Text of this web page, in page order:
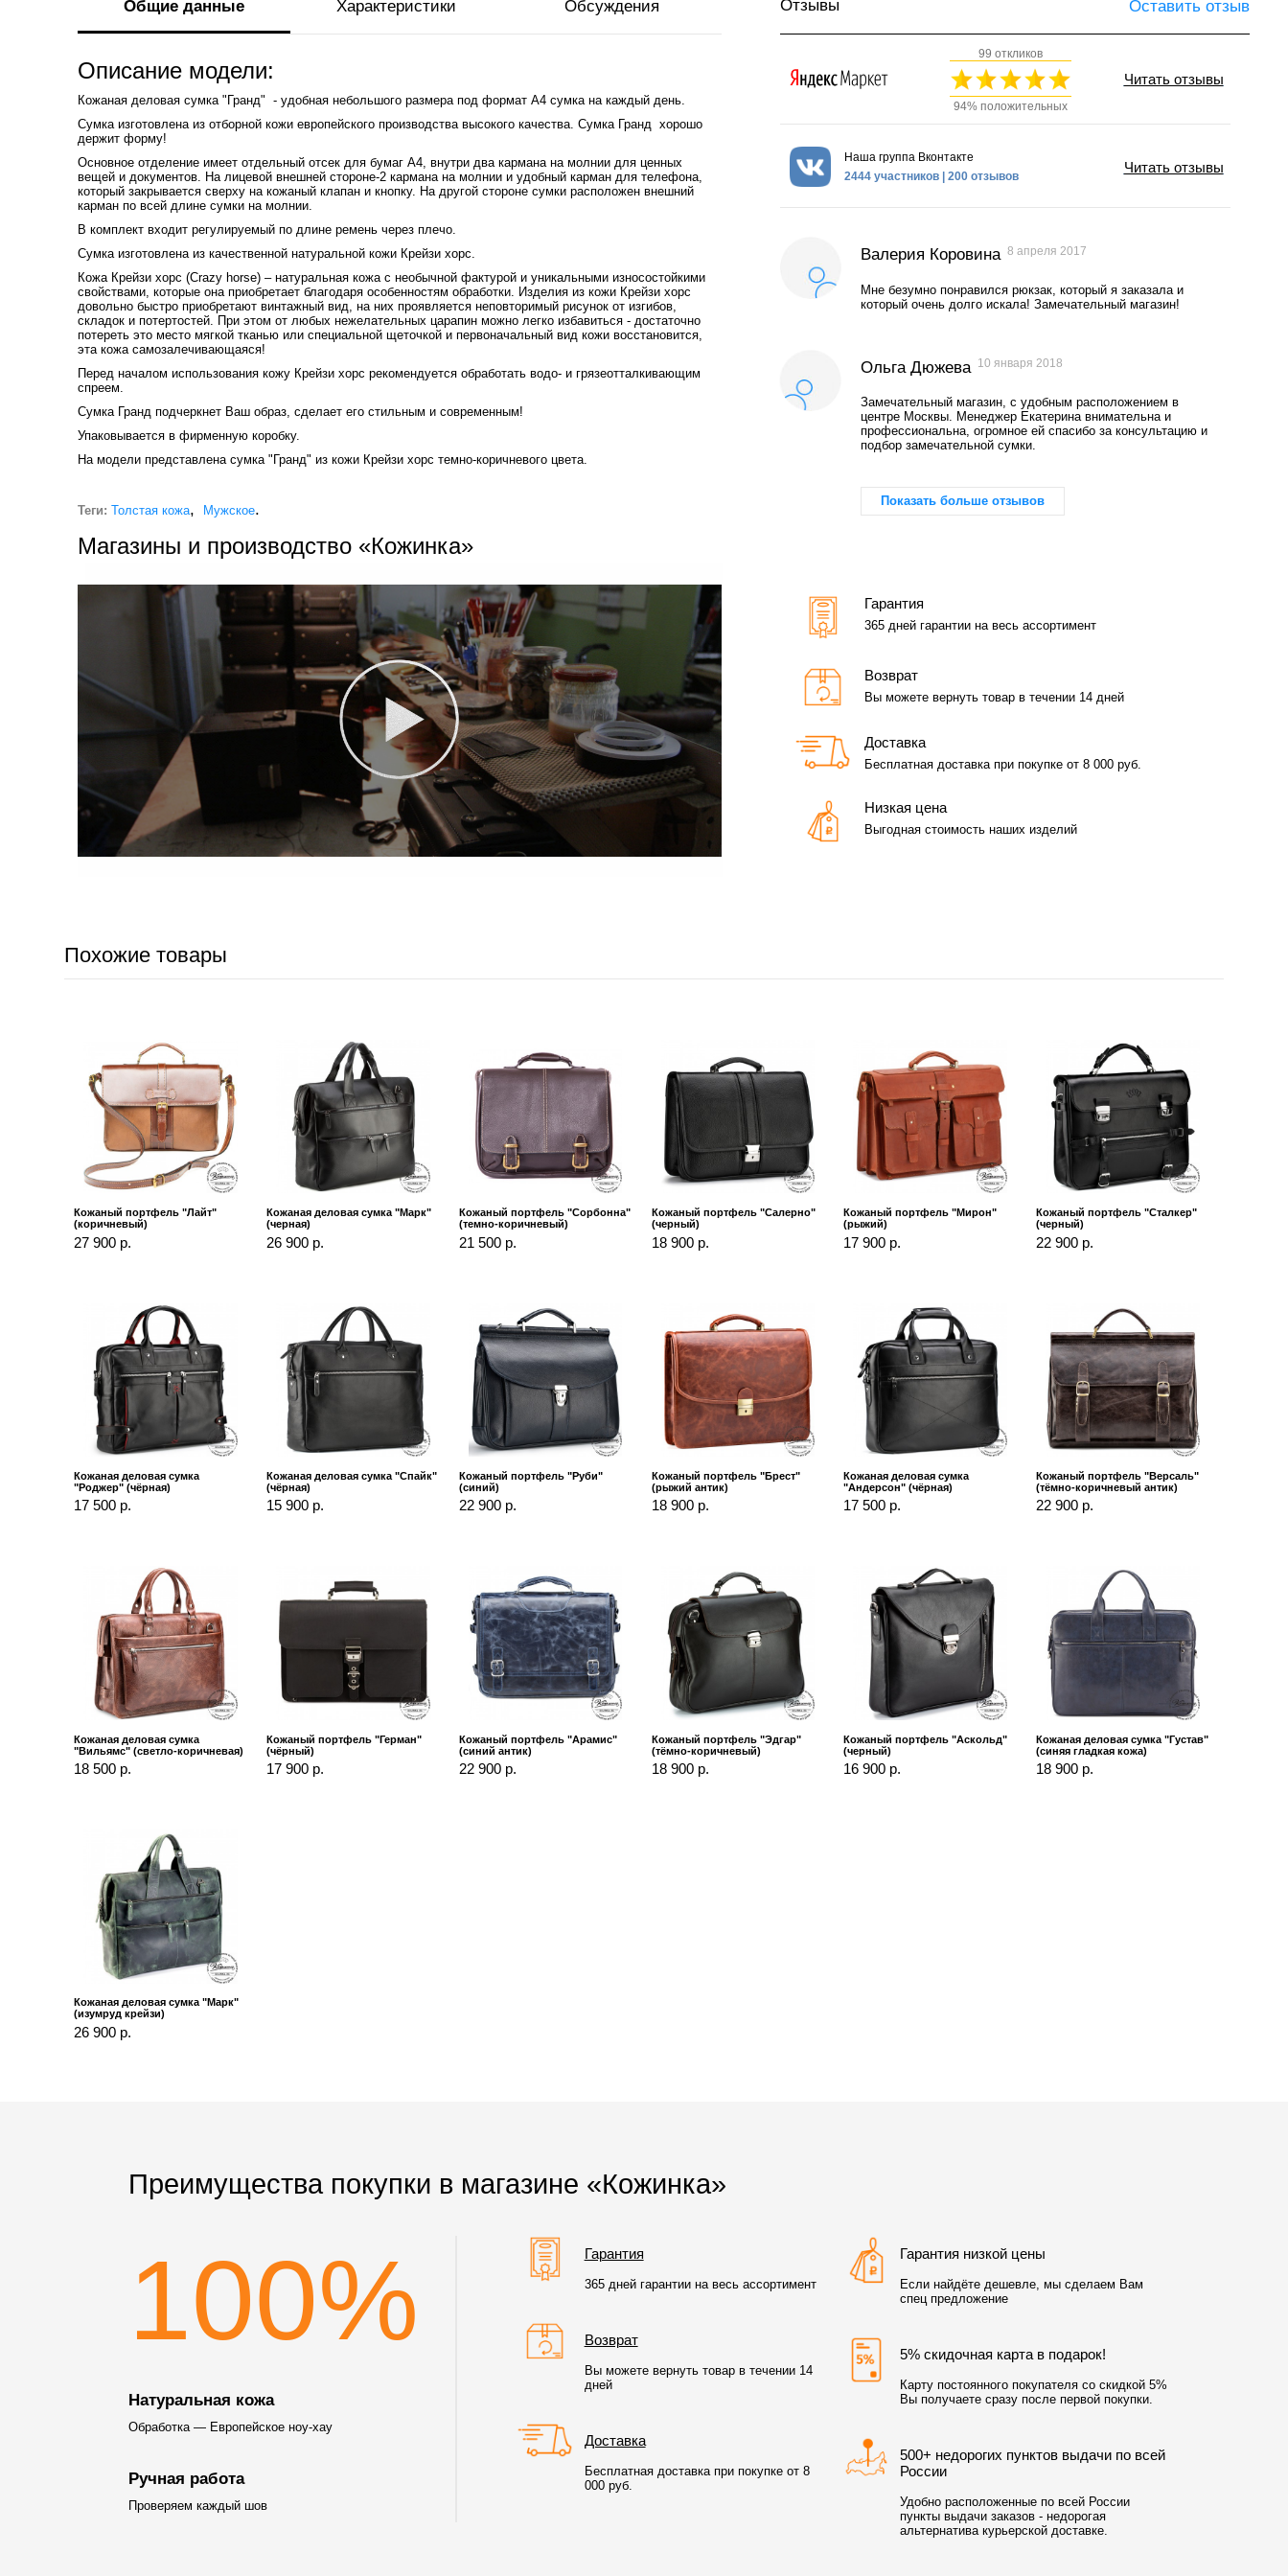
Общие данные Характеристики Обсуждения
Описание модели:
Кожаная деловая сумка "Гранд" - удобная небольшого размера под формат А4 сумка на каждый день.
Сумка изготовлена из отборной кожи европейского производства высокого качества. Сумка Гранд хорошо
держит форму!
Основное отделение имеет отдельный отсек для бумаг А4, внутри два кармана на молнии для ценных
вещей и документов. На лицевой внешней стороне-2 кармана на молнии и удобный карман для телефона,
который закрывается сверху на кожаный клапан и кнопку. На другой стороне сумки расположен внешний
карман по всей длине сумки на молнии.
В комплект входит регулируемый по длине ремень через плечо.
Сумка изготовлена из качественной натуральной кожи Крейзи хорс.
Кожа Крейзи хорс (Crazy horse) – натуральная кожа с необычной фактурой и уникальными износостойкими
свойствами, которые она приобретает благодаря особенностям обработки. Изделия из кожи Крейзи хорс
довольно быстро приобретают винтажный вид, на них проявляется неповторимый рисунок от изгибов,
складок и потертостей. При этом от любых нежелательных царапин можно легко избавиться - достаточно
потереть это место мягкой тканью или специальной щеточкой и первоначальный вид кожи восстановится,
эта кожа самозалечивающаяся!
Перед началом использования кожу Крейзи хорс рекомендуется обработать водо- и грязеотталкивающим
спреем.
Сумка Гранд подчеркнет Ваш образ, сделает его стильным и современным!
Упаковывается в фирменную коробку.
На модели представлена сумка "Гранд" из кожи Крейзи хорс темно-коричневого цвета.
Теги: Толстая кожа, Мужское.
Отзывы Оставить отзыв
99 откликов
94% положительных
Читать отзывы
Наша группа Вконтакте
2444 участников | 200 отзывов
Читать отзывы
Валерия Коровина 8 апреля 2017
Мне безумно понравился рюкзак, который я заказала и
который очень долго искала! Замечательный магазин!
Ольга Дюжева 10 января 2018
Замечательный магазин, с удобным расположением в
центре Москвы. Менеджер Екатерина внимательна и
профессиональна, огромное ей спасибо за консультацию и
подбор замечательной сумки.
Показать больше отзывов
Магазины и производство «Кожинка»
Гарантия
365 дней гарантии на весь ассортимент
Возврат
Вы можете вернуть товар в течении 14 дней
Доставка
Бесплатная доставка при покупке от 8 000 руб.
Низкая цена
Выгодная стоимость наших изделий
Похожие товары
Кожаный портфель "Лайт"
(коричневый)
27 900 р.
Кожаная деловая сумка "Марк"
(черная)
26 900 р.
Кожаный портфель "Сорбонна"
(темно-коричневый)
21 500 р.
Кожаный портфель "Салерно"
(черный)
18 900 р.
Кожаный портфель "Мирон"
(рыжий)
17 900 р.
Кожаный портфель "Сталкер"
(черный)
22 900 р.
Кожаная деловая сумка
"Роджер" (чёрная)
17 500 р.
Кожаная деловая сумка "Спайк"
(чёрная)
15 900 р.
Кожаный портфель "Руби"
(синий)
22 900 р.
Кожаный портфель "Брест"
(рыжий антик)
18 900 р.
Кожаная деловая сумка
"Андерсон" (чёрная)
17 500 р.
Кожаный портфель "Версаль"
(тёмно-коричневый антик)
22 900 р.
Кожаная деловая сумка
"Вильямс" (светло-коричневая)
18 500 р.
Кожаный портфель "Герман"
(чёрный)
17 900 р.
Кожаный портфель "Арамис"
(синий антик)
22 900 р.
Кожаный портфель "Эдгар"
(тёмно-коричневый)
18 900 р.
Кожаный портфель "Аскольд"
(черный)
16 900 р.
Кожаная деловая сумка "Густав"
(синяя гладкая кожа)
18 900 р.
Кожаная деловая сумка "Марк"
(изумруд крейзи)
26 900 р.
Преимущества покупки в магазине «Кожинка»
100%
Натуральная кожа
Обработка — Европейское ноу-хау
Ручная работа
Проверяем каждый шов
Гарантия
365 дней гарантии на весь ассортимент
Возврат
Вы можете вернуть товар в течении 14
дней
Доставка
Бесплатная доставка при покупке от 8
000 руб.
Гарантия низкой цены
Если найдёте дешевле, мы сделаем Вам
спец предложение
5% скидочная карта в подарок!
Карту постоянного покупателя со скидкой 5%
Вы получаете сразу после первой покупки.
500+ недорогих пунктов выдачи по всей
России
Удобно расположенные по всей России
пункты выдачи заказов - недорогая
альтернатива курьерской доставке.